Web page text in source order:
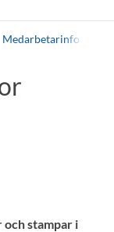
Medarbetarinfo
stampar i